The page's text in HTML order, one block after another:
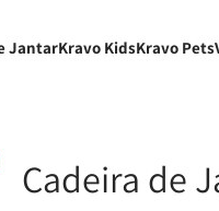
JantarKravo KidsKravo Pets
Cadeira de